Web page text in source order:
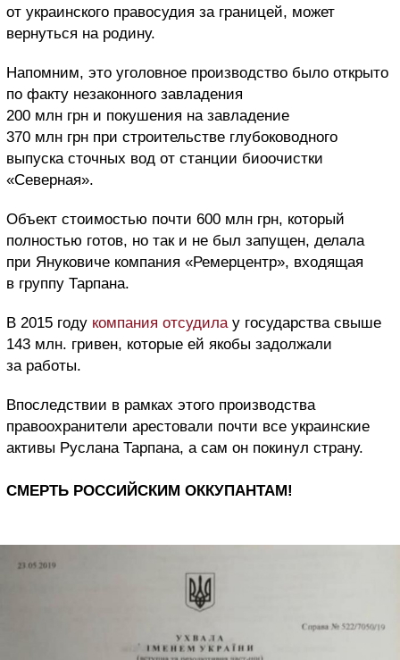
от украинского правосудия за границей, может
вернуться на родину.
Напомним, это уголовное производство было открыто
по факту незаконного завладения
200 млн грн и покушения на завладение
370 млн грн при строительстве глубоководного
выпуска сточных вод от станции биоочистки
«Северная».
Объект стоимостью почти 600 млн грн, который
полностью готов, но так и не был запущен, делала
при Януковиче компания «Ремерцентр», входящая
в группу Тарпана.
В 2015 году компания отсудилау государства свыше
143 млн. гривен, которые ей якобы задолжали
за работы.
Впоследствии в рамках этого производства
правоохранители арестовали почти все украинские
активы Руслана Тарпана, а сам он покинул страну.
СМЕРТЬ РОССИЙСКИМ ОККУПАНТАМ!